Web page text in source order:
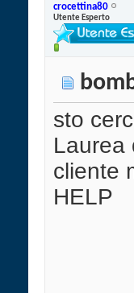
crocettina80
Utente Esperto
sto
Laurea
cliente
HELP